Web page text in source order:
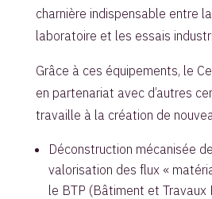
charnière indispensable entre
laboratoire et les essais
Grâce à ces équipements, le
en partenariat avec d’autres
travaille à la création de
Déconstruction mécanisée
valorisation des flux «
le BTP (Bâtiment et Travaux